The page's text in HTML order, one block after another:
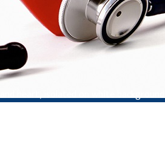
heart, isolated on white background